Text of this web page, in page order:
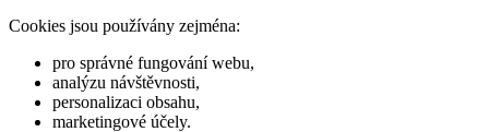
Cookies jsou používány zejména:
pro správné fungování webu,
analýzu návštěvnosti,
personalizaci obsahu,
marketingové účely.